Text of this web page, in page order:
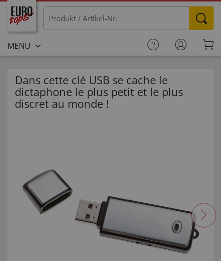
MENU
Dans cette clé USB se cache le
dictaphone le plus petit et le plus
discret au monde !